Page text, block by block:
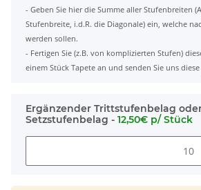
- Geben Sie hier die Summe aller Stufenbreiten
Stufenbreite, i.d.R. die Diagonale) ein, welche
werden sollen.
- Fertigen Sie (z.B. von komplizierten Stufen)
einem Stück Tapete an und senden Sie uns
Ergänzender Trittstufenbelag
Setzstufenbelag - 12,50€ p/ Stück